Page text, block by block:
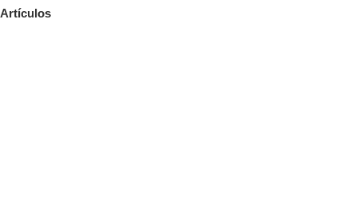
Artículos